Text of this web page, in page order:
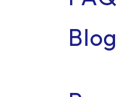
Blog